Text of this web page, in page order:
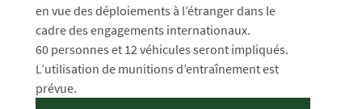
en vue des déploiements à l’étranger dans le
cadre des engagements internationaux.
60 personnes et 12 véhicules seront impliqués.
L’utilisation de munitions d’entraînement est
prévue.